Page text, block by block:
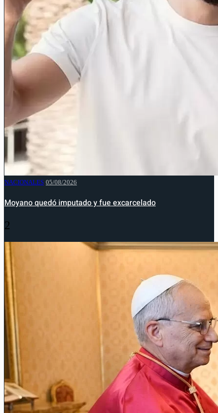
NACIONALES 05/08/2026
Moyano quedó imputado y fue excarcelado
2